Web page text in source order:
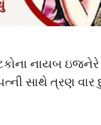
નાયબ ઇજનેરે
સાથે ત્રણ વાર